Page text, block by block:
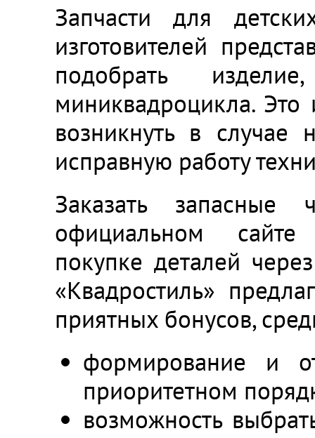
Запчасти для
изготовителей
подобрать
миниквадроцикла.
возникнуть в случае
исправную работу
Заказать
официальном
покупке деталей
«Квадростиль»
приятных бонусов,
формирование и
приоритетном
возможность